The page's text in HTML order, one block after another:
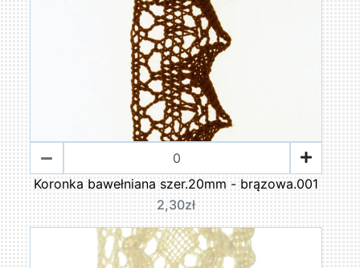
Koronka bawełniana szer.20mm - brązowa.001
2,30zł